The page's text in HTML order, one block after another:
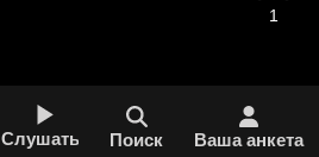
1
Слушать Поиск Ваша анкета